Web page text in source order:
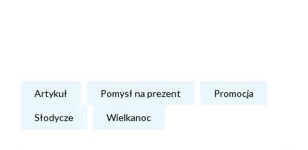
Artykuł Pomysł na prezent Promocja
Słodycze Wielkanoc